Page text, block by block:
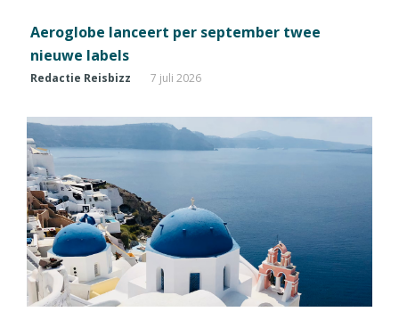
Aeroglobe lanceert per september twee
nieuwe labels
Redactie Reisbizz 7 juli 2026